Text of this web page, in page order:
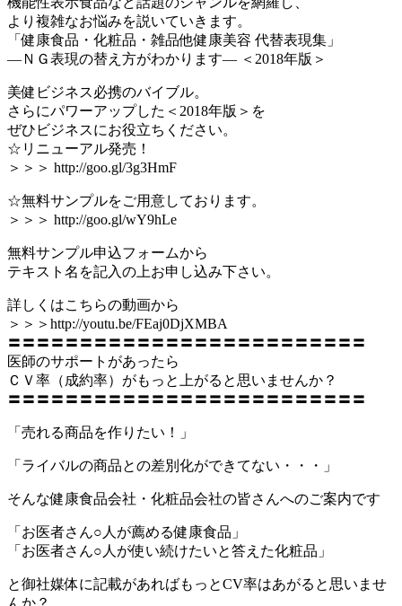
より複雑なお悩みを説いていきます。
「健康食品・化粧品・雑品他健康美容 代替表現集」
―ＮＧ表現の替え方がわかります― ＜2018年版＞
美健ビジネス必携のバイブル。
さらにパワーアップした＜2018年版＞を
ぜひビジネスにお役立ちください。
☆リニューアル発売！
＞＞＞ http://goo.gl/3g3HmF
☆無料サンプルをご用意しております。
＞＞＞ http://goo.gl/wY9hLe
無料サンプル申込フォームから
テキスト名を記入の上お申し込み下さい。
詳しくはこちらの動画から
＞＞＞http://youtu.be/FEaj0DjXMBA
〓〓〓〓〓〓〓〓〓〓〓〓〓〓〓〓〓〓〓〓〓〓〓〓〓
医師のサポートがあったら
ＣＶ率（成約率）がもっと上がると思いませんか？
〓〓〓〓〓〓〓〓〓〓〓〓〓〓〓〓〓〓〓〓〓〓〓〓〓
「売れる商品を作りたい！」
「ライバルの商品との差別化ができてない・・・」
そんな健康食品会社・化粧品会社の皆さんへのご案内です
「お医者さん○人が薦める健康食品」
「お医者さん○人が使い続けたいと答えた化粧品」
と御社媒体に記載があればもっとCV率はあがると思いませ
んか？